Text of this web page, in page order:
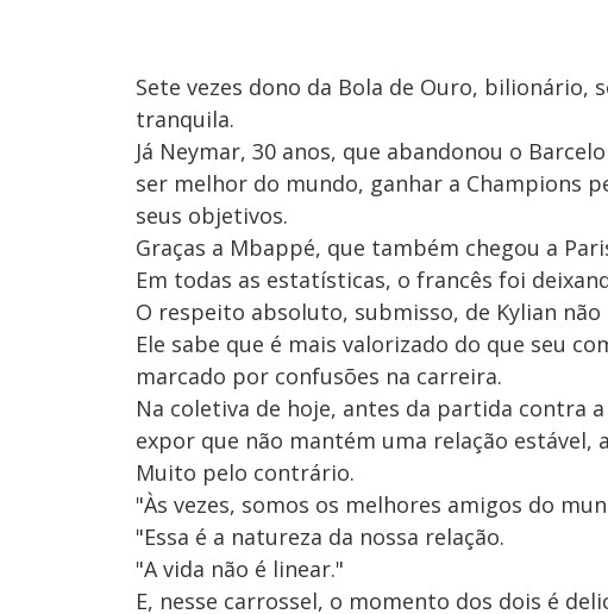
Sete vezes dono da Bola de Ouro,
tranquila.
Já Neymar, 30 anos, que abandonou o
ser melhor do mundo, ganhar a Champions
seus objetivos.
Graças a Mbappé, que também chegou a
Em todas as estatísticas, o francês foi
O respeito absoluto, submisso, de Kylian não
Ele sabe que é mais valorizado do que seu
marcado por confusões na carreira.
Na coletiva de hoje, antes da partida contra
expor que não mantém uma relação estável,
Muito pelo contrário.
"Às vezes, somos os melhores amigos do
"Essa é a natureza da nossa relação.
"A vida não é linear."
E, nesse carrossel, o momento dos dois é